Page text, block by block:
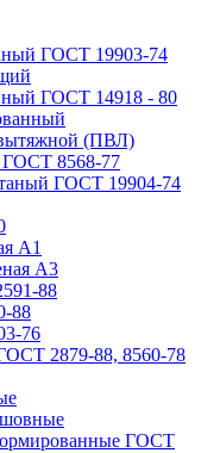
ГОСТ 19903-74
ГОСТ 14918 - 80
(ПВЛ)
8568-77
ГОСТ 19904-74
А1
А3
88
88
76
2879-88, 8560-78
ГОСТ